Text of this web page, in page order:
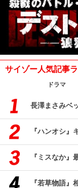
サイゾー人気記事
ドラマ
長澤まさみベ
『ハンオシ』
『ミスなか』
『若草物語』